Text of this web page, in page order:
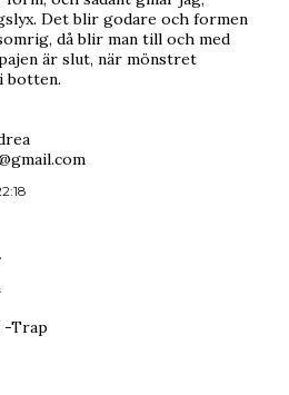
Det blir godare och formen
då blir man till och med
är slut, när mönstret
botten.
-Trap